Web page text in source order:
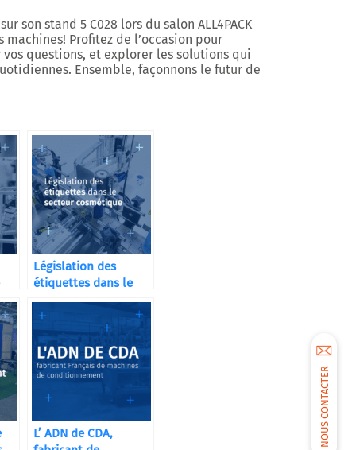
NOUS CONTACTER
son stand 5 C028 lors du salon ALL4PACK
Profitez de l’occasion pour
questions, et explorer les solutions qui
Ensemble, façonnons le futur de
Législation des
étiquettes dans le
secteur cosmétique
L’ ADN de CDA,